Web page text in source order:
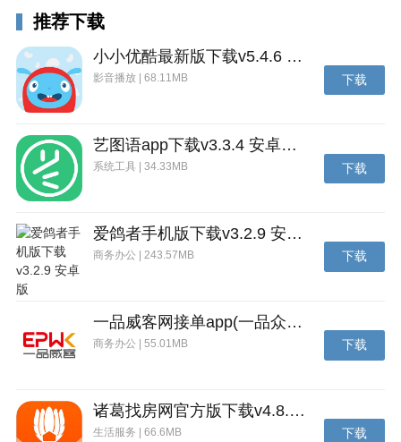
参与奖励丰富的PVP对战系统，每周都可进行挑战，无
论胜负都能获得奖励。在这里，你将体验到卡牌搭配的
独特魅力，与其他玩家的阵容一较高下，策略与战斗的
乐趣在此尽情释放。
通过丰富的玩法，带你进入一个充满未知与危险的咒术
世界。
索一个与众不同的咒术世界。
游戏画风还原了动漫的经典风格，在这款游戏中玩家将
体验到动漫中咒术师们的精彩战斗。
你将在这里和这些伙伴们一同踏上全新的咒术冒险之
旅，游戏里的玩法多样，战斗时你能够开启自动战斗模
你只需要选择需要上场的角色卡牌即可，感兴趣的玩家
快来这里展现你的策略头脑，解锁更多角色吧。
推荐下载
小小优酷最新版下载v5.4.6 安卓官方版
影音播放 | 68.11MB 下载
艺图语app下载v3.3.4 安卓免费版
系统工具 | 34.33MB 下载
爱鸽者手机版下载v3.2.9 安卓版
商务办公 | 243.57MB 下载
一品威客网接单app(一品众包)下载v2.7.1 安卓最新版
商务办公 | 55.01MB 下载
诸葛找房网官方版下载v4.8.1.1 安卓最新版
生活服务 | 66.6MB 下载